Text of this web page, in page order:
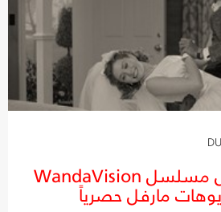
شبكة OSN تعرض مسلسل WandaVision
مارفل حصرياً